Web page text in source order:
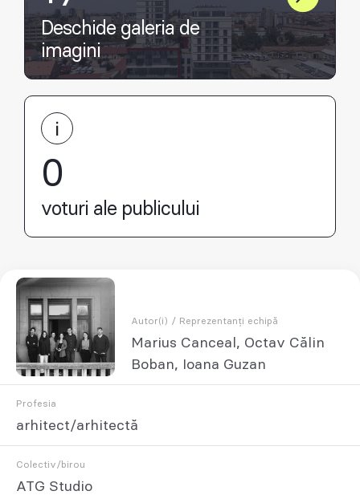
Deschide galeria de
imagini
0
voturi ale publicului
Autor(i) / Reprezentanți echipă
Marius Canceal, Octav Călin
Boban, Ioana Guzan
Profesia
arhitect/arhitectă
Colectiv/birou
ATG Studio